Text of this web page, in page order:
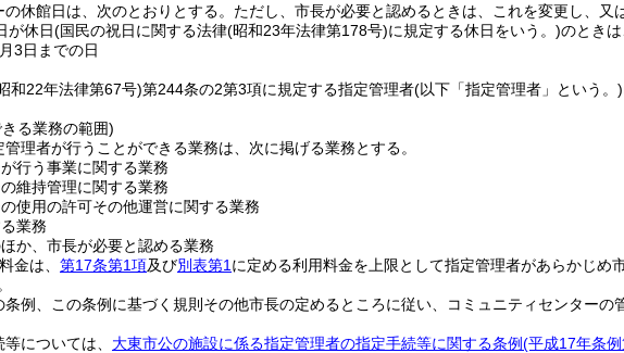
休館日は、次のとおりとする。 ただし、市長が必要と認めるときは、これを変更し、又
が休日(国民の祝日に関する法律(昭和23年法律第178号)に規定する休日をいう。)のとき
3日までの日
和22年法律第67号)第244条の2第3項に規定する指定管理者(以下「指定管理者」という。)
る業務の範囲)
理者が行うことができる業務は、次に掲げる業務とする。
行う事業に関する業務
維持管理に関する業務
使用の許可その他運営に関する業務
業務
か、市長が必要と認める業務
金は、 第17条第1項及び別表第1 に定める利用料金を上限として指定管理者があらかじめ
例、この条例に基づく規則その他市長の定めるところに従い、コミュニティセンターの
については、 大東市公の施設に係る指定管理者の指定手続等に関する条例(平成17年条